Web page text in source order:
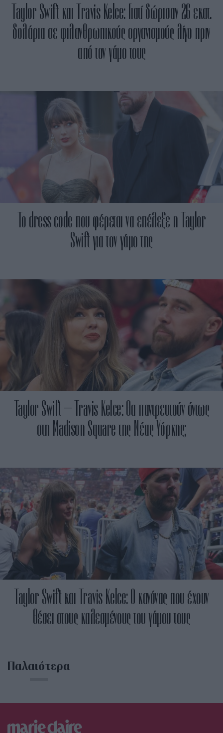
Taylor Swift και Travis Kelce: Γιατί δώρισαν 26 εκατ.
δολάρια σε φιλανθρωπικούς οργανισμούς λίγο πριν
από τον γάμο τους
Το dress code που φέρεται να επέλεξε η Taylor
Swift για τον γάμο της
Taylor Swift – Travis Kelce: Θα παντρευτούν όντως
στη Madison Square της Νέας Υόρκης;
Taylor Swift και Travis Kelce: Ο κανόνας που έχουν
θέσει στους καλεσμένους του γάμου τους
Παλαιότερα